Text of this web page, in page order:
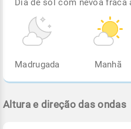
Madrugada Manhã
Altura e direção das ondas